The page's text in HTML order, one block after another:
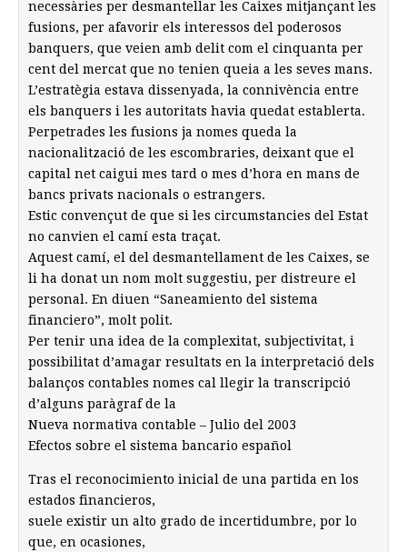
necessàries per desmantellar les Caixes mitjançant les
fusions, per afavorir els interessos del poderosos
banquers, que veien amb delit com el cinquanta per
cent del mercat que no tenien queia a les seves mans.
L’estratègia estava dissenyada, la connivència entre
els banquers i les autoritats havia quedat establerta.
Perpetrades les fusions ja nomes queda la
nacionalització de les escombraries, deixant que el
capital net caigui mes tard o mes d’hora en mans de
bancs privats nacionals o estrangers.
Estic convençut de que si les circumstancies del Estat
no canvien el camí esta traçat.
Aquest camí, el del desmantellament de les Caixes, se
li ha donat un nom molt suggestiu, per distreure el
personal. En diuen “Saneamiento del sistema
financiero”, molt polit.
Per tenir una idea de la complexitat, subjectivitat, i
possibilitat d’amagar resultats en la interpretació dels
balanços contables nomes cal llegir la transcripció
d’alguns paràgraf de la
Nueva normativa contable – Julio del 2003
Efectos sobre el sistema bancario español
Tras el reconocimiento inicial de una partida en los
estados financieros,
suele existir un alto grado de incertidumbre, por lo
que, en ocasiones,